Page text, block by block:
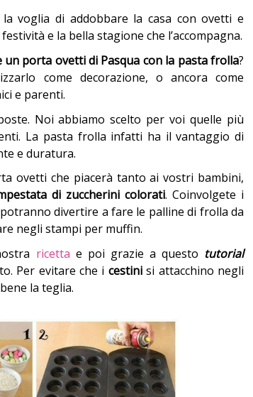
voglia di addobbare la casa con ovetti e
e la bella stagione che l’accompagna.
un porta ovetti di Pasqua con la pasta frolla?
come decorazione, o ancora come
e parenti.
Noi abbiamo scelto per voi quelle più
La pasta frolla infatti ha il vantaggio di
e duratura.
ovetti che piacerà tanto ai vostri bambini,
di zuccherini colorati. Coinvolgete i
divertire a fare le palline di frolla da
negli stampi per muffin.
ricetta e poi grazie a questo tutorial
Per evitare che i cestinisi attacchino negli
la teglia.